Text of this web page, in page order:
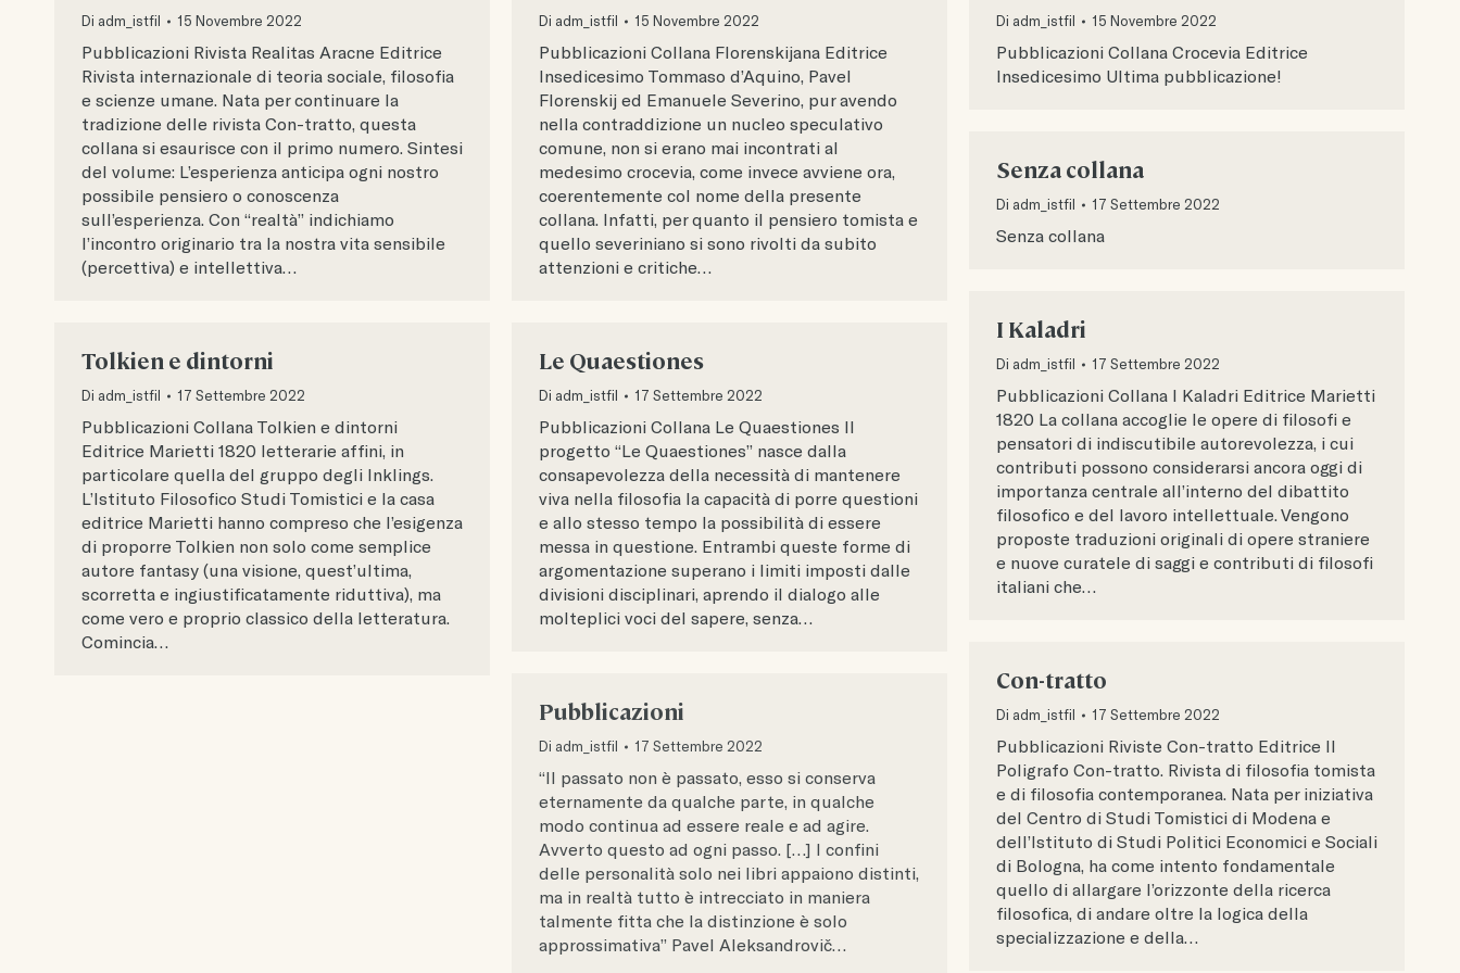
Di adm_istfil 15 Novembre 2022
Pubblicazioni Rivista Realitas Aracne Editrice
Rivista internazionale di teoria sociale, filosofia
e scienze umane. Nata per continuare la
tradizione delle rivista Con-tratto, questa
collana si esaurisce con il primo numero. Sintesi
del volume: L’esperienza anticipa ogni nostro
possibile pensiero o conoscenza
sull’esperienza. Con “realtà” indichiamo
l’incontro originario tra la nostra vita sensibile
(percettiva) e intellettiva…
Di adm_istfil 15 Novembre 2022
Pubblicazioni Collana Florenskijana Editrice
Insedicesimo Tommaso d’Aquino, Pavel
Florenskij ed Emanuele Severino, pur avendo
nella contraddizione un nucleo speculativo
comune, non si erano mai incontrati al
medesimo crocevia, come invece avviene ora,
coerentemente col nome della presente
collana. Infatti, per quanto il pensiero tomista e
quello severiniano si sono rivolti da subito
attenzioni e critiche…
Di adm_istfil 15 Novembre 2022
Pubblicazioni Collana Crocevia Editrice
Insedicesimo Ultima pubblicazione!
Senza collana
Di adm_istfil 17 Settembre 2022
Senza collana
I Kaladri
Di adm_istfil 17 Settembre 2022
Pubblicazioni Collana I Kaladri Editrice Marietti
1820 La collana accoglie le opere di filosofi e
pensatori di indiscutibile autorevolezza, i cui
contributi possono considerarsi ancora oggi di
importanza centrale all’interno del dibattito
filosofico e del lavoro intellettuale. Vengono
proposte traduzioni originali di opere straniere
e nuove curatele di saggi e contributi di filosofi
italiani che…
Tolkien e dintorni
Di adm_istfil 17 Settembre 2022
Pubblicazioni Collana Tolkien e dintorni
Editrice Marietti 1820 letterarie affini, in
particolare quella del gruppo degli Inklings.
L’Istituto Filosofico Studi Tomistici e la casa
editrice Marietti hanno compreso che l’esigenza
di proporre Tolkien non solo come semplice
autore fantasy (una visione, quest’ultima,
scorretta e ingiustificatamente riduttiva), ma
come vero e proprio classico della letteratura.
Comincia…
Le Quaestiones
Di adm_istfil 17 Settembre 2022
Pubblicazioni Collana Le Quaestiones Il
progetto “Le Quaestiones” nasce dalla
consapevolezza della necessità di mantenere
viva nella filosofia la capacità di porre questioni
e allo stesso tempo la possibilità di essere
messa in questione. Entrambi queste forme di
argomentazione superano i limiti imposti dalle
divisioni disciplinari, aprendo il dialogo alle
molteplici voci del sapere, senza…
Con-tratto
Di adm_istfil 17 Settembre 2022
Pubblicazioni Riviste Con-tratto Editrice Il
Poligrafo Con-tratto. Rivista di filosofia tomista
e di filosofia contemporanea. Nata per iniziativa
del Centro di Studi Tomistici di Modena e
dell’Istituto di Studi Politici Economici e Sociali
di Bologna, ha come intento fondamentale
quello di allargare l’orizzonte della ricerca
filosofica, di andare oltre la logica della
specializzazione e della…
Pubblicazioni
Di adm_istfil 17 Settembre 2022
“Il passato non è passato, esso si conserva
eternamente da qualche parte, in qualche
modo continua ad essere reale e ad agire.
Avverto questo ad ogni passo. […] I confini
delle personalità solo nei libri appaiono distinti,
ma in realtà tutto è intrecciato in maniera
talmente fitta che la distinzione è solo
approssimativa” Pavel Aleksandrovič…